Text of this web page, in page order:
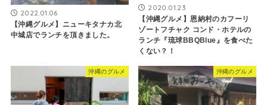
2022.01.06
【沖縄グルメ】ニューキタナカ北
中城店でランチを頂きました。
2020.01.23
【沖縄グルメ】恩納村のカフーリ
ゾートフチャク コンド・ホテルの
ランチ『琉球BBQBlue』を食べた
くない？！
沖縄のグルメ 沖縄のグルメ